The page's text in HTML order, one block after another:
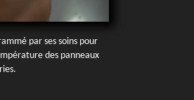
par ses soins pour
des panneaux